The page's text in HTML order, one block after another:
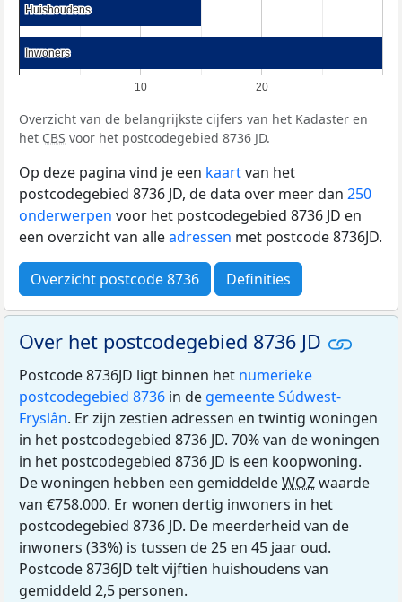
10 20
Huishoudens
Huishoudens
Inwoners
Inwoners
Overzicht van de belangrijkste cijfers van het Kadaster en
het CBS voor het postcodegebied 8736 JD.
Op deze pagina vind je een kaartvan het
postcodegebied 8736 JD, de data over meer dan 250
onderwerpen voor het postcodegebied 8736 JD en
een overzicht van alleadressen met postcode 8736JD.
Overzicht postcode 8736 Definities
Over het postcodegebied 8736 JD
Postcode 8736JD ligt binnen het numerieke
postcodegebied 8736 in de gemeente Súdwest-
Fryslân. Er zijn zestien adressen en twintig woningen
in het postcodegebied 8736 JD. 70% van de woningen
in het postcodegebied 8736 JD is een koopwoning.
De woningen hebben een gemiddeldeWOZwaarde
van €758.000. Er wonen dertig inwoners in het
postcodegebied 8736 JD. De meerderheid van de
inwoners (33%) is tussen de 25 en 45 jaar oud.
Postcode 8736JD telt vijftien huishoudens van
gemiddeld 2,5 personen.